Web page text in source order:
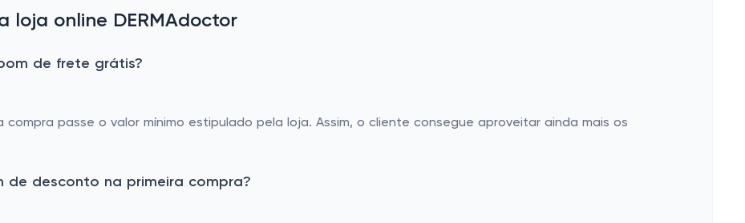
loja online DERMAdoctor
de frete grátis?
passe o valor mínimo estipulado pela loja. Assim, o cliente consegue aproveitar ainda mais os
de desconto na primeira compra?